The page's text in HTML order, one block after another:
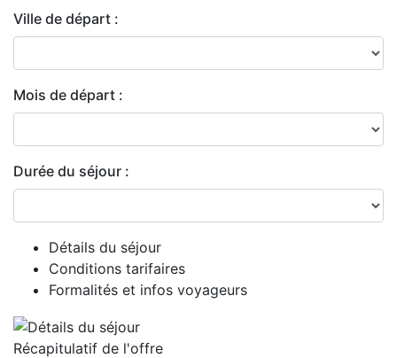
Ville de départ :
Mois de départ :
Durée du séjour :
Détails du séjour
Conditions tarifaires
Formalités et infos voyageurs
Récapitulatif de l'offre